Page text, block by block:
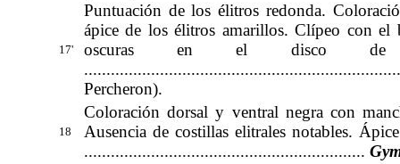
17'
Puntuación de los élitros redonda.
ápice de los élitros amarillos. Clípeo con el
oscuras en el disco de
..................
Percheron).
18
Coloración dorsal y ventral negra con
Ausencia de costillas elitrales notables.
...............................................................